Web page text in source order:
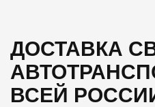
ДОСТАВКА
ВСЕЙ